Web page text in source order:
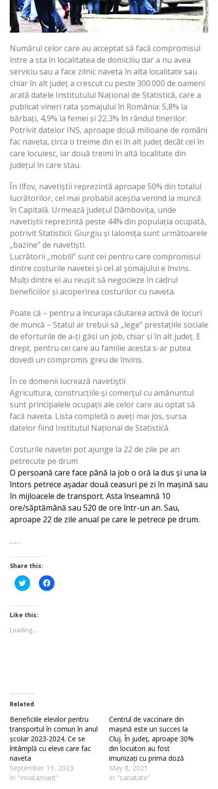
Numărul celor care au acceptat să facă compromisul
între a sta în localitatea de domiciliu dar a nu avea
serviciu sau a face zilnic naveta în alta localitate sau
chiar în alt județ a crescut cu peste 300.000 de oameni
arată datele Institutului Național de Statistică, care a
publicat vineri rata șomajului în România: 5,8% la
bărbați, 4,9% la femei și 22,3% în rândul tinerilor.
Potrivit datelor INS, aproape două milioane de români
fac naveta, circa o treime din ei în alt județ decât cel în
care locuiesc, iar două treimi în altă localitate din
județul în care stau.
În Ilfov, navetiștii reprezintă aproape 50% din totalul
lucrătorilor, cel mai probabil aceștia venind la muncă
în Capitală. Urmează județul Dâmbovița, unde
navetiștii reprezintă peste 44% din populația ocupată,
potrivit Statisticii. Giurgiu și Ialomița sunt următoarele
„bazine” de navetiști.
Lucrătorii „mobili” sunt cei pentru care compromisul
dintre costurile navetei și cel al șomajului e învins.
Mulți dintre ei au reușit să negocieze în cadrul
beneficiilor și acoperirea costurilor cu naveta.
Poate că – pentru a încuraja căutarea activă de locuri
de muncă – Statul ar trebui să „lege” prestațiile sociale
de eforturile de a-ți găsi un job, chiar și în alt județ. E
drept, pentru cei care au familie acesta s-ar putea
dovedi un compromis greu de învins.
În ce domenii lucrează navetiștii
Agricultura, construcțiile și comerțul cu amănuntul
sunt principalele ocupații ale celor care au optat să
facă naveta. Lista completă o aveți mai jos, sursa
datelor fiind Institutul Național de Statistică.
Costurile navetei pot ajunge la 22 de zile pe an
petrecute pe drum
O persoană care face până la job o oră la dus și una la
întors petrece așadar două ceasuri pe zi în mașină sau
în mijloacele de transport. Asta înseamnă 10
ore/săptămână sau 520 de ore într-un an. Sau,
aproape 22 de zile anual pe care le petrece pe drum.
……
Share this:
Click
to
Twitter
(Opens
in
window)
Click
to
Like this:
Loading...
Related
Beneficiile elevilor pentru
transportul în comun în anul
școlar 2023-2024. Ce se
întâmplă cu elevii care fac
naveta
September 19, 2023
In "invatamant"
Centrul de vaccinare din
mașină este un succes la
Cluj. În județ, aproape 30%
din locuitori au fost
imunizați cu prima ​doză
May 8, 2021
In "sanatate"